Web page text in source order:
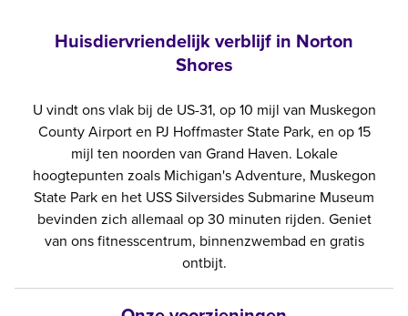
Huisdiervriendelijk verblijf in Norton
Shores
U vindt ons vlak bij de US-31, op 10 mijl van Muskegon
County Airport en PJ Hoffmaster State Park, en op 15
mijl ten noorden van Grand Haven. Lokale
hoogtepunten zoals Michigan's Adventure, Muskegon
State Park en het USS Silversides Submarine Museum
bevinden zich allemaal op 30 minuten rijden. Geniet
van ons fitnesscentrum, binnenzwembad en gratis
ontbijt.